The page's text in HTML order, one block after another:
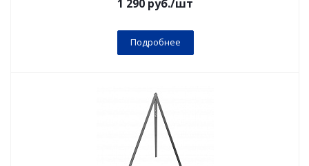
1 290 руб./шт
Подробнее